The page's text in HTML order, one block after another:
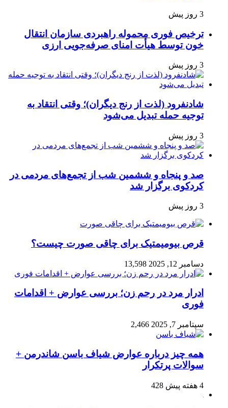
3 روز پیش
ترخیص فوری محموله راهبردی سازمان انتقال
خون توسط هیأت امنای صرفه‌جویی ارزی
3 روز پیش
شادنفرود (لذت از رنج دیگران)؛ وقتی انتقاد به
توجیه حمله تبدیل می‌شود
3 روز پیش
صد و پنجاه‌ و ششمین شب از تجمع‌های مردمی در
کردکوی برگزار شد
3 روز پیش
قرص بیومیمتیک برای چاقی صورت چیست؟
دسامبر 12, 2025 13,598
ادرار مرد در رحم زن؛ بررسی عوارض + اقدامات
فوری
سپتامبر 7, 2025 2,466
همه چیز درباره عوارض شیاف باسن شاندرمن +
سوالات پرتکرار
4 هفته پیش 428